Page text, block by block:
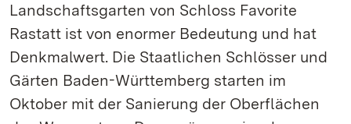
Landschaftsgarten von Schloss Favorite
Rastatt ist von enormer Bedeutung und hat
Denkmalwert. Die Staatlichen Schlösser und
Gärten Baden-Württemberg starten im
Oktober mit der Sanierung der Oberflächen